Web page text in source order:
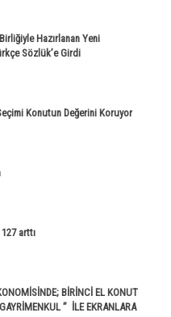
Hazırlanan Yeni
Sözlük’e Girdi
Konutun Değerini Koruyor
arttı
BİRİNCİ EL KONUT
” İLE EKRANLARA